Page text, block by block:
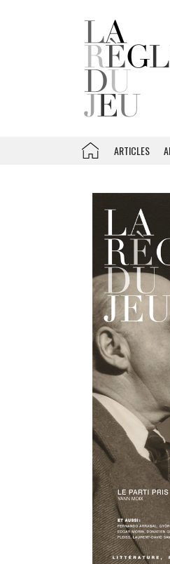
ARTICLES